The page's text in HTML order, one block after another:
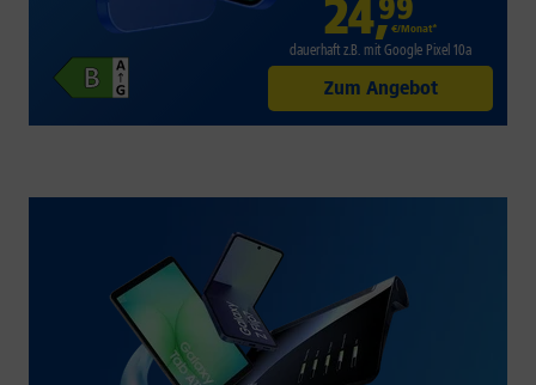
24,99
€/Monat*
dauerhaft z.B. mit Google Pixel 10a
Zum Angebot